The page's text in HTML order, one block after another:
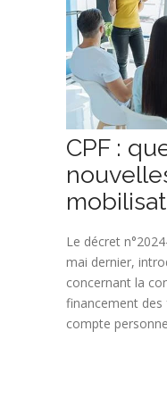
CPF :
Le décret
mai dernier,
concernant la
financement
compte